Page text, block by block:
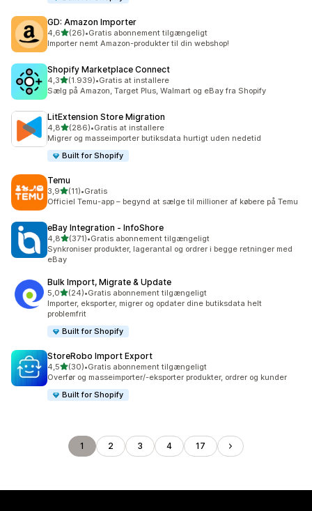
GD: Amazon Importer
4,6ud af 5 stjerner
(26)
26 anmeldelser i alt
•Gratis abonnement tilgængeligt
Importer nemt Amazon-produkter til din webshop!
Shopify Marketplace Connect
4,3ud af 5 stjerner
(1.939)
1939 anmeldelser i alt
•Gratis at installere
Sælg på Amazon, Target Plus, Walmart og eBay fra Shopify
LitExtension Store Migration
4,8ud af 5 stjerner
(286)
286 anmeldelser i alt
•Gratis at installere
Migrer og masseimporter butiksdata hurtigt uden nedetid
Built for Shopify
Temu
3,9ud af 5 stjerner
(11)
11 anmeldelser i alt
•Gratis
Officiel Temu-app – begynd at sælge til millioner af købere på Temu
eBay Integration ‑ InfoShore
4,8ud af 5 stjerner
(371)
371 anmeldelser i alt
•Gratis abonnement tilgængeligt
Synkroniser produkter, lagerantal og ordrer i begge retninger med
eBay
Bulk Import, Migrate & Update
5,0ud af 5 stjerner
(24)
24 anmeldelser i alt
•Gratis abonnement tilgængeligt
Importer, eksporter, migrer og opdater dine butiksdata helt
problemfrit
Built for Shopify
StoreRobo Import Export
4,5ud af 5 stjerner
(30)
30 anmeldelser i alt
•Gratis abonnement tilgængeligt
Overfør og masseimporter/-eksporter produkter, ordrer og kunder
Built for Shopify
1 2 3 4 17